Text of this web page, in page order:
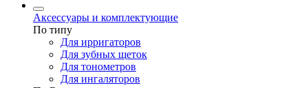
Аксессуары и комплектующие
По типу
Для ирригаторов
Для зубных щеток
Для тонометров
Для ингаляторов